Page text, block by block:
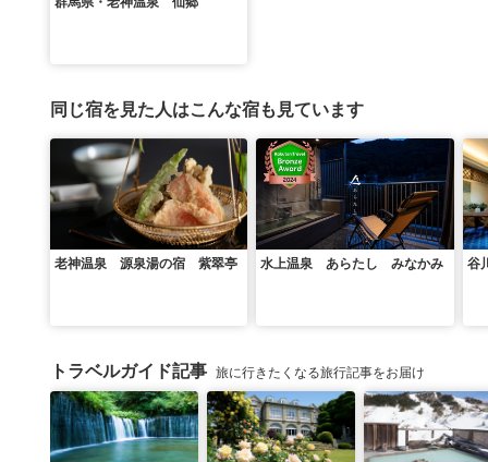
同じ宿を見た人はこんな宿も見ています
老神温泉 源泉湯の宿 紫翠亭 水上温泉 あらたし みなかみ 谷
トラベルガイド記事 旅に行きたくなる旅行記事をお届け